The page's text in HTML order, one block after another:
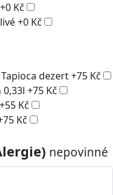
+0 Kč
+0 Kč
Tapioca dezert+75 Kč
0,33l +75 Kč
+55 Kč
75 Kč
nepovinné